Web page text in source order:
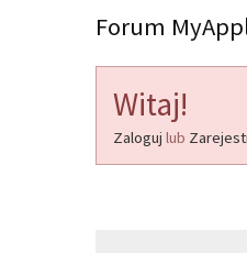
Forum
Witaj!
Zaloguj lub